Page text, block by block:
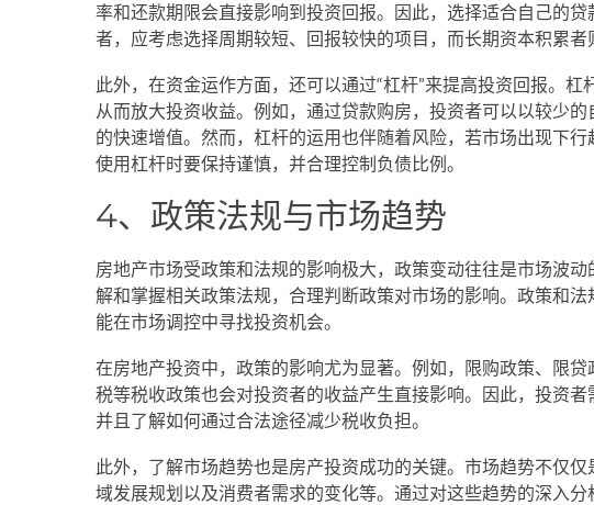
率和还款期限会直接影响到投资回报。因此，选择适合自己的
者，应考虑选择周期较短、回报较快的项目，而长期资本积累者
此外，在资金运作方面，还可以通过“杠杆”来提高投资回报。杠
从而放大投资收益。例如，通过贷款购房，投资者可以以较少
的快速增值。然而，杠杆的运用也伴随着风险，若市场出现下
使用杠杆时要保持谨慎，并合理控制负债比例。
4、政策法规与市场趋势
房地产市场受政策和法规的影响极大，政策变动往往是市场波
解和掌握相关政策法规，合理判断政策对市场的影响。政策和
能在市场调控中寻找投资机会。
在房地产投资中，政策的影响尤为显著。例如，限购政策、限
税等税收政策也会对投资者的收益产生直接影响。因此，投资者
并且了解如何通过合法途径减少税收负担。
此外，了解市场趋势也是房产投资成功的关键。市场趋势不仅
域发展规划以及消费者需求的变化等。通过对这些趋势的深入